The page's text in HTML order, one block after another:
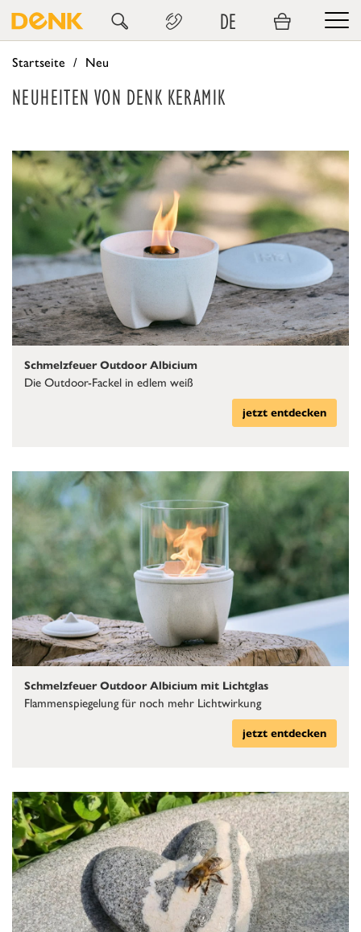
DE
Startseite Neu
NEUHEITEN VON DENK KERAMIK
Schmelzfeuer Outdoor Albicium
Die Outdoor-Fackel in edlem weiß
jetzt entdecken
Schmelzfeuer Outdoor Albicium mit Lichtglas
Flammenspiegelung für noch mehr Lichtwirkung
jetzt entdecken